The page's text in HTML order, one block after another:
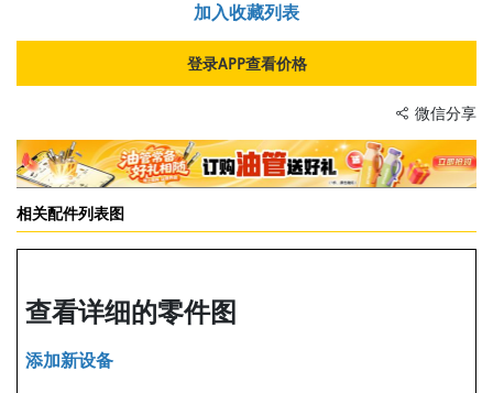
加入收藏列表
登录APP查看价格
微信分享
相关配件列表图
查看详细的零件图
添加新设备